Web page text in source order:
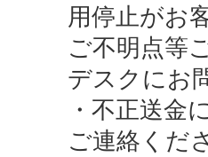
用停止がお
ご不明点等
デスクにお
・不正送金
ご連絡くだ